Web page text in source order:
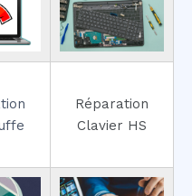
Réparation
Clavier HS